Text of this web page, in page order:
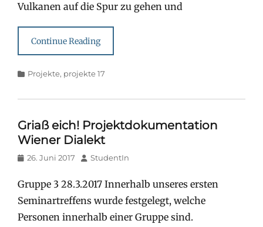
Vulkanen auf die Spur zu gehen und
Continue Reading
Categories
Projekte, projekte 17
Griaß eich! Projektdokumentation
Wiener Dialekt
Posted
26. Juni 2017 Author
StudentIn
Gruppe 3 28.3.2017 Innerhalb unseres ersten
Seminartreffens wurde festgelegt, welche
Personen innerhalb einer Gruppe sind.